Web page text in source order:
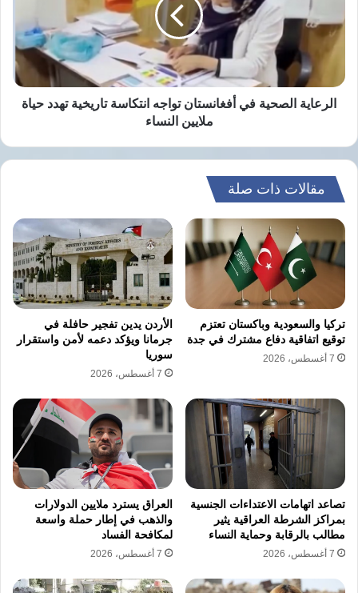
تواجه
انتكاسة
تاريخية
حياة
ملايين
الرعاية الصحية في أفغانستان تواجه انتكاسة تاريخية تهدد حياة
ملايين النساء
مقالات ذات صلة
تركيا والسعودية وباكستان تعتزم
توقيع اتفاقية دفاع مشترك في جدة
7 أغسطس، 2026
الأردن يدين تفجير حافلة في
جرمانا ويؤكد دعمه لأمن واستقرار
سوريا
7 أغسطس، 2026
تصاعد اتهامات الاعتداءات الجنسية
بمراكز الشرطة العراقية يثير
مطالب بالرقابة وحماية النساء
7 أغسطس، 2026
العراق يسترد ملايين الدولارات
والذهب في إطار حملة واسعة
لمكافحة الفساد
7 أغسطس، 2026